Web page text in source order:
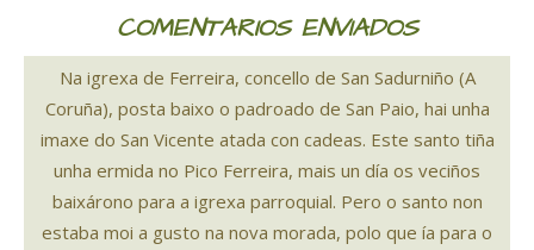
COMENTARIOS ENVIADOS
Na igrexa de Ferreira, concello de San Sadurniño (A
Coruña), posta baixo o padroado de San Paio, hai unha
imaxe do San Vicente atada con cadeas. Este santo tiña
unha ermida no Pico Ferreira, mais un día os veciños
baixárono para a igrexa parroquial. Pero o santo non
estaba moi a gusto na nova morada, polo que ía para o